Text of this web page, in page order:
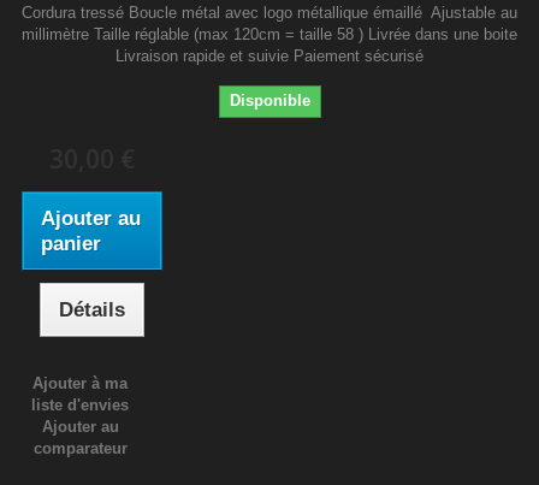
Cordura tressé Boucle métal avec logo métallique émaillé Ajustable au
millimètre Taille réglable (max 120cm = taille 58 ) Livrée dans une boite
Livraison rapide et suivie Paiement sécurisé
Disponible
Ajouter au
panier
Détails
Ajouter à ma
liste d'envies
Ajouter au
comparateur